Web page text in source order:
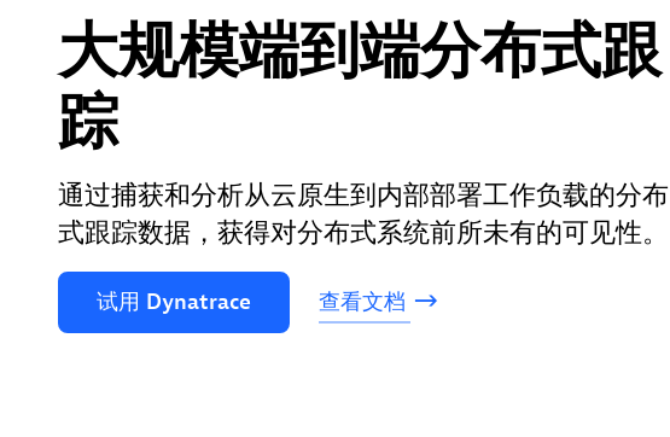
大规模端到端分布式跟
踪
通过捕获和分析从云原生到内部部署工作负载的分布
式跟踪数据，获得对分布式系统前所未有的可见性。
试用 Dynatrace 查看文档